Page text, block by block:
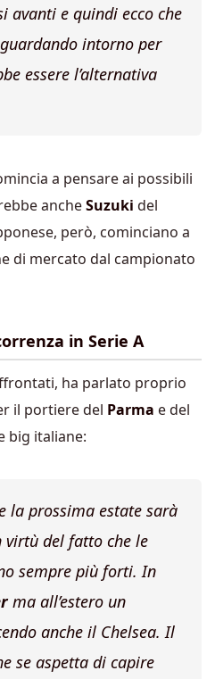
avanti e quindi ecco che
intorno per
essere l’alternativa
a pensare ai possibili
ancheSuzuki del
però, cominciano a
di mercato dal campionato
in Serie A
ha parlato proprio
il portiere del Parma e del
big italiane:
la prossima estate sarà
del fatto che le
sempre più forti. In
ma all’estero un
anche il Chelsea. Il
se aspetta di capire